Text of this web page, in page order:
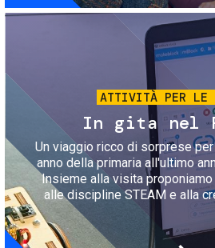
ATTIVITÀ PER LE
In gita nel
Un viaggio ricco di sorprese
anno della primaria all'ultimo
Insieme alla visita
alle discipline STEAM e alla